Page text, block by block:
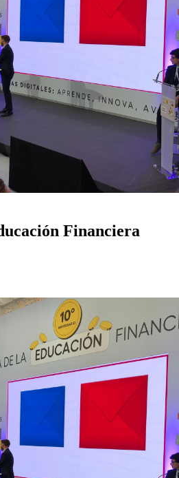
Financiera